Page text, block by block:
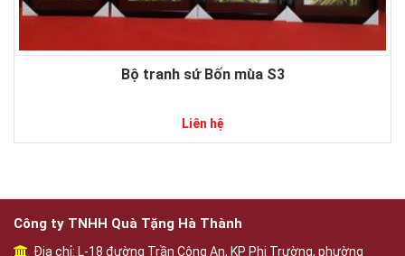
Bộ tranh sứ Bốn mùa S3
Liên hệ
Công ty TNHH Quà Tặng Hà Thành
Địa chỉ: L-18 đường Trần Công An, KP Phi Trường, phường